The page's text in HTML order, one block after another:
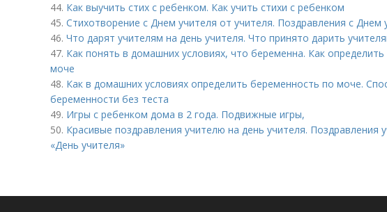
44. Как выучить стих с ребенком. Как учить стихи с ребенком
45. Стихотворение с Днем учителя от учителя. Поздравления с Днем
46. Что дарят учителям на день учителя. Что принято дарить
47. Как понять в домашних условиях, что беременна. Как
моче
48. Как в домашних условиях определить беременность по моче.
беременности без теста
49. Игры с ребенком дома в 2 года. Подвижные игры,
50. Красивые поздравления учителю на день учителя. Поздравления
«День учителя»